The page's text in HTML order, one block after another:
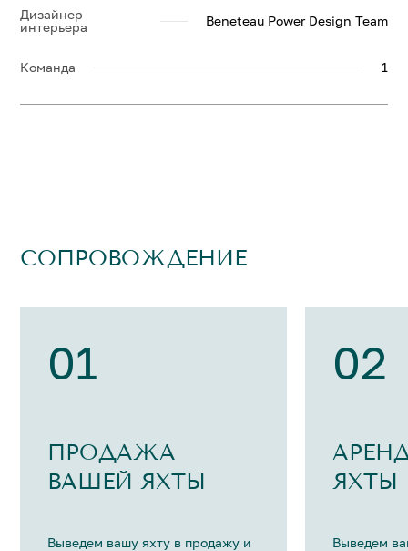
Дизайнер
интерьера
Beneteau Power Design Team
Команда 1
СОПРОВОЖДЕНИЕ
01
ПРОДАЖА
ВАШЕЙ ЯХТЫ
Выведем вашу яхту в продажу и
02
ЯХТЫ
Выведем